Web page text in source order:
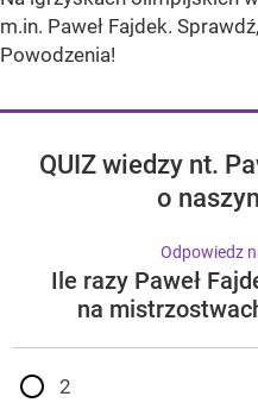
m.in. Paweł Fajdek.
Powodzenia!
QUIZ wiedzy nt.
o
Odpowiedz
Ile razy Paweł
na
2